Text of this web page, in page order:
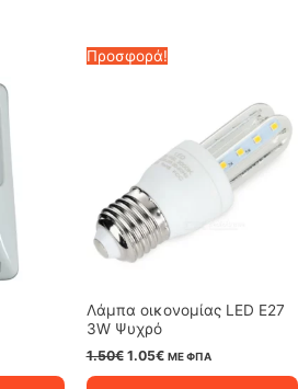
Προσφορά!
Λάμπα oικονομίας LED E27
3W Ψυχρό
1.50€ Original
1.05€ΗΜΕ ΦΠΑ